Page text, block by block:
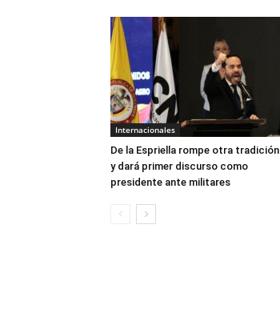
Internacionales
De la Espriella rompe otra tradición
y dará primer discurso como
presidente ante militares